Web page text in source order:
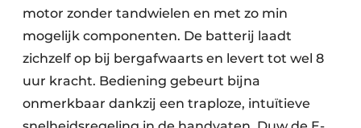
motor zonder tandwielen en met zo min
mogelijk componenten. De batterij laadt
zichzelf op bij bergafwaarts en levert tot wel 8
uur kracht. Bediening gebeurt bijna
onmerkbaar dankzij een traploze, intuïtieve